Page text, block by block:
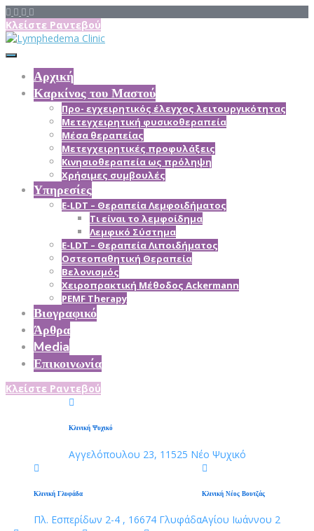
Κλείστε Ραντεβού
Αρχική
Καρκίνος του Μαστού
Προ- εγχειρητικός έλεγχος λειτουργικότητας
Μετεγχειρητική φυσικοθεραπεία
Μέσα θεραπείας
Mετεγχειρητικές προφυλάξεις
Κινησιοθεραπεία ως πρόληψη
Χρήσιμες συμβουλές
Υπηρεσίες
E-LDT – Θεραπεία Λεμφοιδήματος
Τι είναι το λεμφοίδημα
Λεμφικό Σύστημα
E-LDT – Θεραπεία Λιποιδήματος
Οστεοπαθητική Θεραπεία
Βελονισμός
Χειροπρακτική Μέθοδος Ackermann
PEMF Therapy
Βιογραφικό
Άρθρα
Media
Επικοινωνία
Κλείστε Ραντεβού
Κλινική Ψυχικό
Αγγελόπουλου 23, 11525 Νέο Ψυχικό
Κλινική Γλυφάδα
Πλ. Εσπερίδων 2-4 , 16674 Γλυφάδα
Κλινική Νέος Βουτζάς
Αγίου Ιωάννου 2